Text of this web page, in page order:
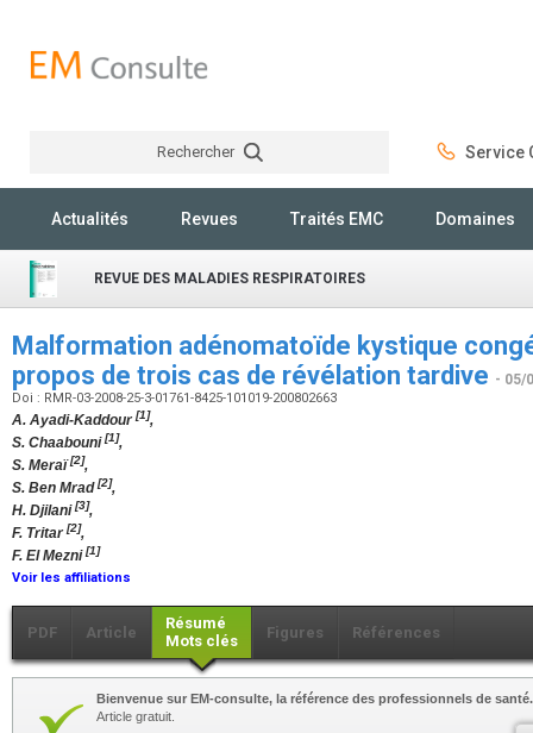
Rechercher Service
Actualités Revues Traités EMC Domaines
REVUE DES MALADIES RESPIRATOIRES
Malformation adénomatoïde kystique
propos de trois cas de révélation tardive - 05/
Doi : RMR-03-2008-25-3-01761-8425-101019-200802663
A. Ayadi-Kaddour[1],
S. Chaabouni[1],
S. Meraï[2],
S. Ben Mrad[2],
H. Djilani[3],
F. Tritar[2],
F. El Mezni[1]
Voir les affiliations
PDF Article
Résumé
Mots clés
Figures Références
Bienvenue sur EM-consulte, la référence des professionnels de santé.
Article gratuit.